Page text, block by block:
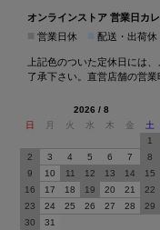
オンラインストア 営業日カ
営業日休 配送・出荷
上記色のついた定休日には
了承下さい。直営店舗の営業
2026 / 8
日
月 火 水 木 金
土
1
2
3 4 5 6 7
8
9
10 11 12 13 14
15
16
17 18 19 20 21
22
23
24 25 26 27 28
29
30
31